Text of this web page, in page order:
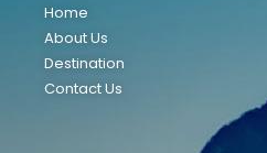
Home
About Us
Destination
Contact Us